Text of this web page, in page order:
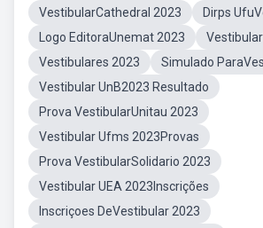
VestibularCathedral 2023
Dirps
Logo EditoraUnemat 2023
Vestibulares 2023
Simulado
Vestibular UnB2023 Resultado
Prova VestibularUnitau 2023
Vestibular Ufms 2023Provas
Prova VestibularSolidario 2023
Vestibular UEA 2023Inscrições
Inscriçoes DeVestibular 2023